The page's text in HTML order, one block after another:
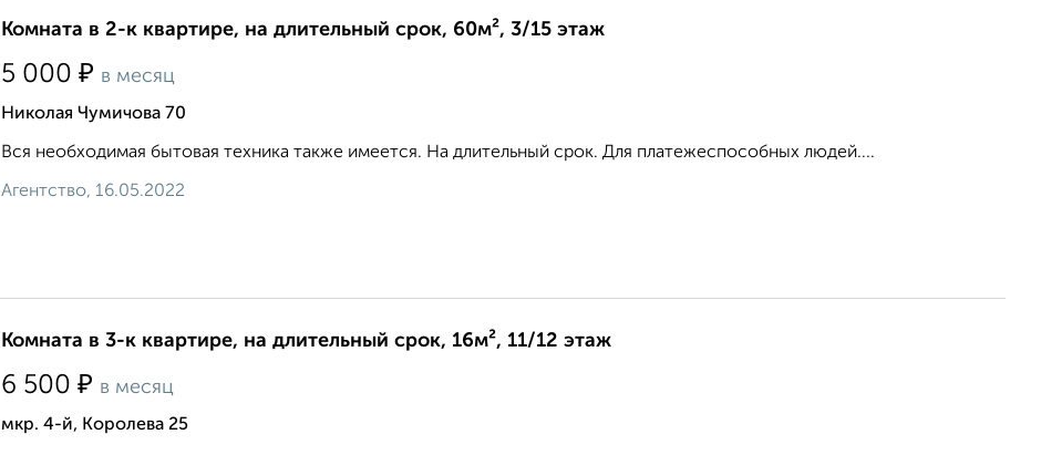
Комната в 2-к квартире, на длительный срок, 60м², 3/15 этаж
5 000 ₽ в месяц
Николая Чумичова 70
Вся необходимая бытовая техника также имеется. На длительный срок. Для платежеспособных людей....
Агентство, 16.05.2022
Комната в 3-к квартире, на длительный срок, 16м², 11/12 этаж
6 500 ₽ в месяц
мкр. 4-й, Королева 25